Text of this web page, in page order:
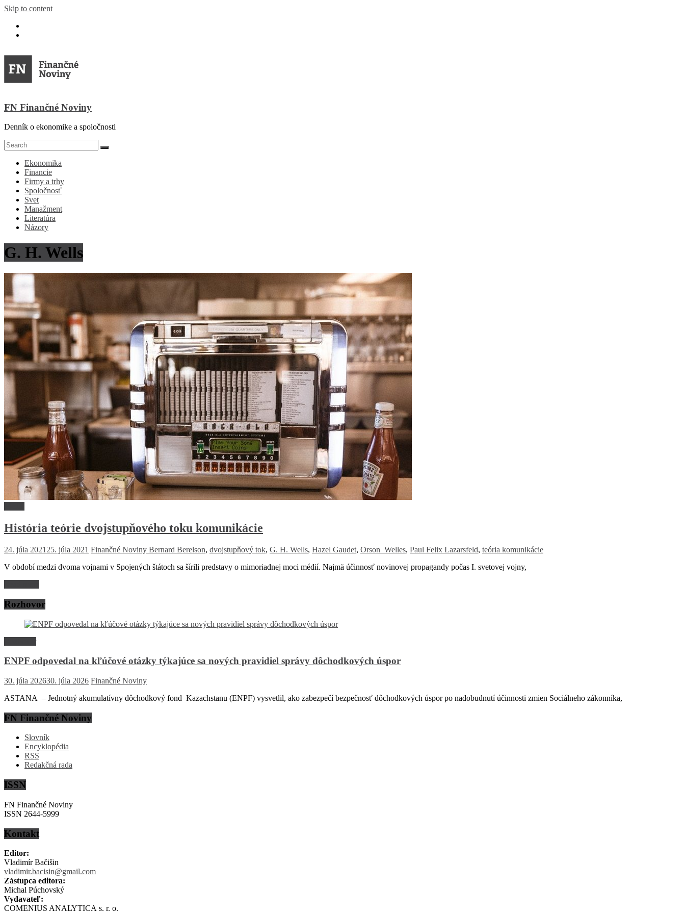
Skip to content
FN Finančné Noviny
Denník o ekonomike a spoločnosti
Ekonomika
Financie
Firmy a trhy
Spoločnosť
Svet
Manažment
Literatúra
Názory
G. H. Wells
História teórie dvojstupňového toku komunikácie
24. júla 2021 25. júla 2021 Finančné Noviny Bernard Berelson, dvojstupňový tok, G. H. Wells, Hazel Gaudet, Orson Welles, Paul Felix Lazarsfeld, teória komunikácie
V období medzi dvoma vojnami v Spojených štátoch sa šírili predstavy o mimoriadnej moci médií. Najmä účinnosť novinovej propagandy počas I. svetovej vojny,
Rozhovor
ENPF odpovedal na kľúčové otázky týkajúce sa nových pravidiel správy dôchodkových úspor
30. júla 202630. júla 2026 Finančné Noviny
ASTANA – Jednotný akumulatívny dôchodkový fond Kazachstanu (ENPF) vysvetlil, ako zabezpečí bezpečnosť dôchodkových úspor po nadobudnutí účinnosti zmien Sociálneho zákonníka,
FN Finančné Noviny
Slovník
Encyklopédia
RSS
Redakčná rada
ISSN
FN Finančné Noviny
ISSN 2644-5999
Kontakt
Editor:
Vladimír Bačišin
vladimir.bacisin@gmail.com
Zástupca editora:
Michal Púchovský
Vydavateľ:
COMENIUS ANALYTICA s. r. o.